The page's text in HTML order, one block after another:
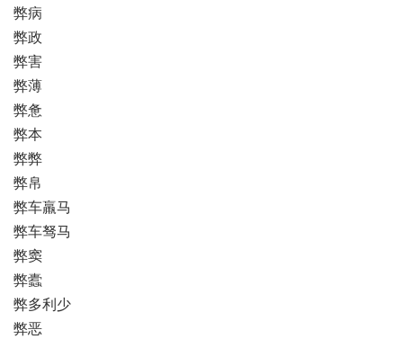
弊病
弊政
弊害
弊薄
弊惫
弊本
弊弊
弊帛
弊车羸马
弊车驽马
弊窦
弊蠹
弊多利少
弊恶